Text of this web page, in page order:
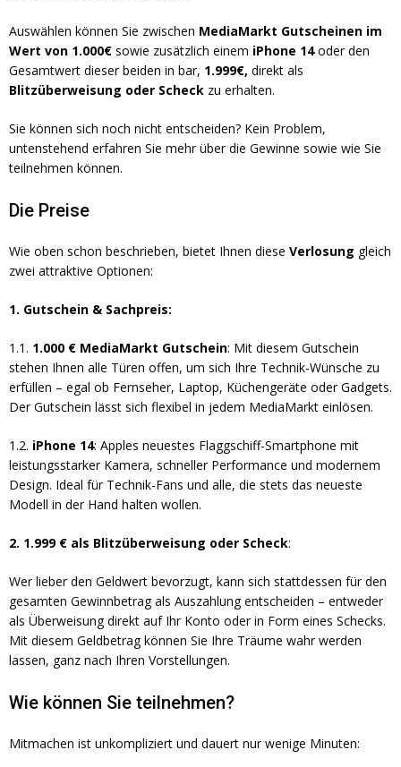
Auswählen können Sie zwischen MediaMarkt Gutscheinen im
Wert von 1.000€ sowie zusätzlich einem iPhone 14oder den
Gesamtwert dieser beiden in bar, 1.999€, direkt als
Blitzüberweisung oder Scheck zu erhalten.
Sie können sich noch nicht entscheiden? Kein Problem,
untenstehend erfahren Sie mehr über die Gewinne sowie wie Sie
teilnehmen können.
Die Preise
Wie oben schon beschrieben, bietet Ihnen diese Verlosung gleich
zwei attraktive Optionen:
1. Gutschein & Sachpreis:
1.1. 1.000 € MediaMarkt Gutschein: Mit diesem Gutschein
stehen Ihnen alle Türen offen, um sich Ihre Technik-Wünsche zu
erfüllen – egal ob Fernseher, Laptop, Küchengeräte oder Gadgets.
Der Gutschein lässt sich flexibel in jedem MediaMarkt einlösen.
1.2. iPhone 14: Apples neuestes Flaggschiff-Smartphone mit
leistungsstarker Kamera, schneller Performance und modernem
Design. Ideal für Technik-Fans und alle, die stets das neueste
Modell in der Hand halten wollen.
2. 1.999 € als Blitzüberweisung oder Scheck:
Wer lieber den Geldwert bevorzugt, kann sich stattdessen für den
gesamten Gewinnbetrag als Auszahlung entscheiden – entweder
als Überweisung direkt auf Ihr Konto oder in Form eines Schecks.
Mit diesem Geldbetrag können Sie Ihre Träume wahr werden
lassen, ganz nach Ihren Vorstellungen.
Wie können Sie teilnehmen?
Mitmachen ist unkompliziert und dauert nur wenige Minuten: